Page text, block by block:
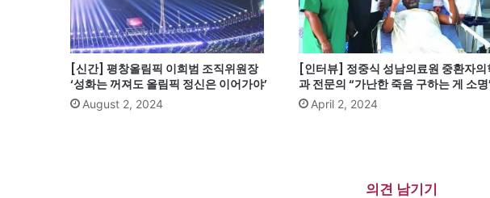
[신간] 평창올림픽 이희범 조직위원장
‘성화는 꺼져도 올림픽 정신은 이어가야’
August 2, 2024
[인터뷰] 정중식 성남의료원 중환자의
과 전문의 “가난한 죽음 구하는 게 소명
April 2, 2024
의견 남기기